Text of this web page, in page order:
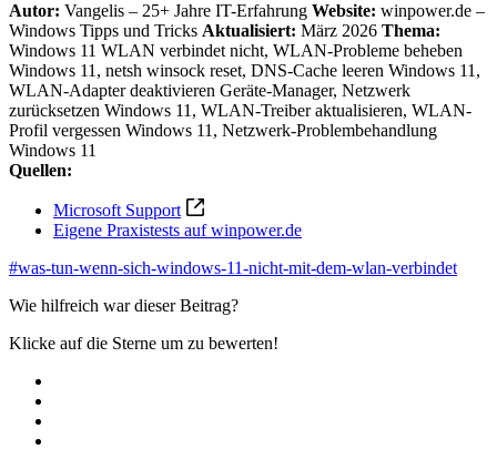
Autor: Vangelis – 25+ Jahre IT-Erfahrung Website: winpower.de –
Windows Tipps und Tricks Aktualisiert: März 2026 Thema:
Windows 11 WLAN verbindet nicht, WLAN-Probleme beheben
Windows 11, netsh winsock reset, DNS-Cache leeren Windows 11,
WLAN-Adapter deaktivieren Geräte-Manager, Netzwerk
zurücksetzen Windows 11, WLAN-Treiber aktualisieren, WLAN-
Profil vergessen Windows 11, Netzwerk-Problembehandlung
Windows 11
Quellen:
Microsoft Support
Eigene Praxistests auf winpower.de
#was-tun-wenn-sich-windows-11-nicht-mit-dem-wlan-verbindet
Wie hilfreich war dieser Beitrag?
Klicke auf die Sterne um zu bewerten!